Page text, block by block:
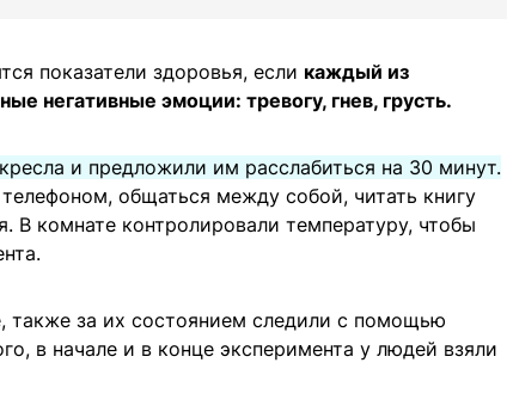
показатели здоровья, если каждый из
негативные эмоции: тревогу, гнев, грусть.
и предложили им расслабиться на 30 минут.
общаться между собой, читать книгу
В комнате контролировали температуру, чтобы
также за их состоянием следили с помощью
в начале и в конце эксперимента у людей взяли